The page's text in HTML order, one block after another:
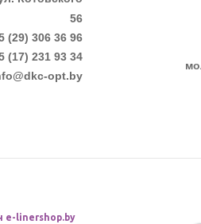
56
(29) 306 36 96
(17) 231 93 34
opt.by
м
e-linershop.by